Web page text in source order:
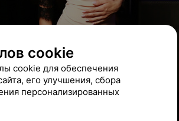
cookie
cookie для обеспечения
его улучшения, сбора
персонализированных